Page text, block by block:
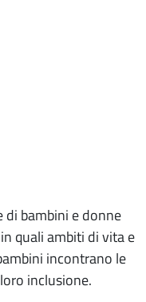
di bambini e donne
quali ambiti di vita e
incontrano le
inclusione.